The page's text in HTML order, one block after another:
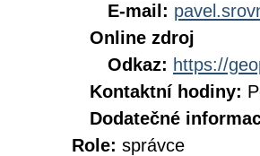
E-mail:
Online zdroj
Odkaz: https://
Kontaktní hodiny:
Dodatečné
Role: správce